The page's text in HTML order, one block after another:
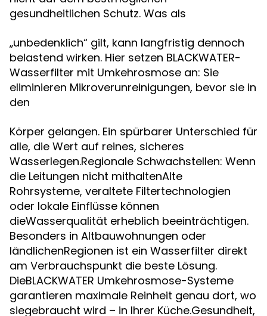
gesundheitlichen Schutz. Was als
„unbedenklich“ gilt, kann langfristig dennoch
belastend wirken. Hier setzen BLACKWATER-
Wasserfilter mit Umkehrosmose an: Sie
eliminieren Mikroverunreinigungen, bevor sie in
den
Körper gelangen. Ein spürbarer Unterschied für
alle, die Wert auf reines, sicheres
Wasserlegen.Regionale Schwachstellen: Wenn
die Leitungen nicht mithaltenAlte
Rohrsysteme, veraltete Filtertechnologien
oder lokale Einflüsse können
dieWasserqualität erheblich beeinträchtigen.
Besonders in Altbauwohnungen oder
ländlichenRegionen ist ein Wasserfilter direkt
am Verbrauchspunkt die beste Lösung.
DieBLACKWATER Umkehrosmose-Systeme
garantieren maximale Reinheit genau dort, wo
siegebraucht wird – in Ihrer Küche.Gesundheit,